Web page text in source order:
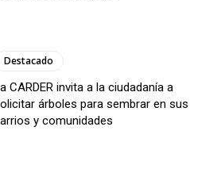
Destacado
CARDER invita a la ciudadanía a
árboles para sembrar en sus
y comunidades